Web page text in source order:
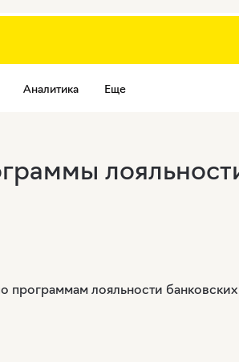
Аналитика Еще
лояльности